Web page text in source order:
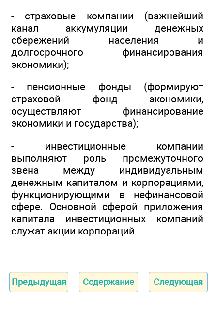
- страховые компании (важнейший
канал аккумуляции денежных
сбережений населения и
долгосрочного финансирования
экономики);
- пенсионные фонды (формируют
страховой фонд экономики,
осуществляют финансирование
экономики и государства);
- инвестиционные компании
выполняют роль промежуточного
звена между индивидуальным
денежным капиталом и корпорациями,
функционирующими в нефинансовой
сфере. Основной сферой приложения
капитала инвестиционных компаний
служат акции корпораций.
Предыдущая Содержание Следующая